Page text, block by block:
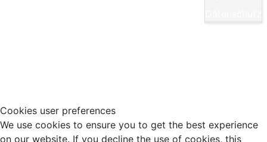
Cookies user preferences
We use cookies to ensure you to get the best experience
on our website. If you decline the use of cookies, this